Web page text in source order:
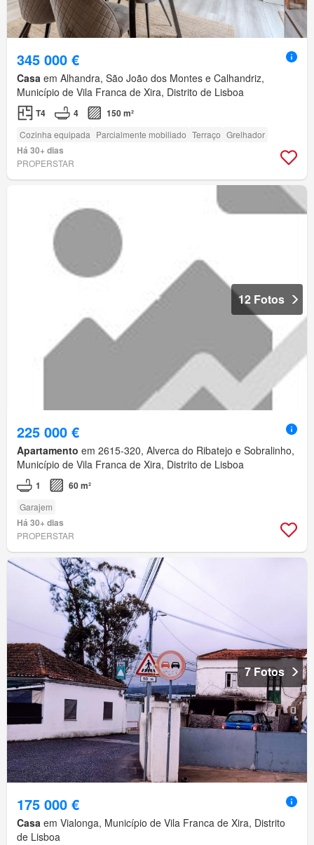
345 000 €
Casa em Alhandra, São João dos Montes e Calhandriz,
Município de Vila Franca de Xira, Distrito de Lisboa
T4 4 150 m²
Cozinha equipada Parcialmente mobiliado Terraço Grelhador
Há 30+ dias
PROPERSTAR
12 Fotos
225 000 €
Apartamento em 2615-320, Alverca do Ribatejo e Sobralinho,
Município de Vila Franca de Xira, Distrito de Lisboa
1 60 m²
Garajem
Há 30+ dias
PROPERSTAR
7 Fotos
175 000 €
Casa em Vialonga, Município de Vila Franca de Xira, Distrito
de Lisboa